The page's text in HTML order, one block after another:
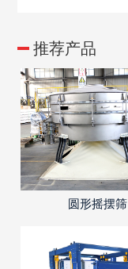
推荐产品
圆形摇摆筛